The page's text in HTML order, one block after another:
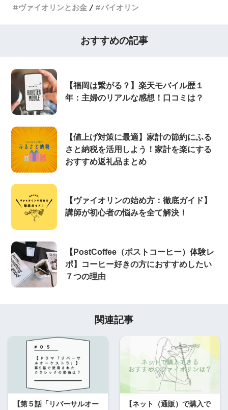
ヴァイオリンとお金
バイオリン
おすすめの記事
【福岡は繋がる？】楽天モバイル歴１
年：主婦のリアルな感想！口コミは？
【値上げ対策に最適】家計の節約にふる
さと納税を活用しよう！家計を楽にする
おすすめ返礼品まとめ
【ヴァイオリンの始め方：徹底ガイド】
講師が初心者の悩みを全て解決！
【PostCoffee（ポストコーヒー）体験レ
ポ】コーヒー好きの方におすすめしたい
７つの理由
関連記事
【第５話「リバーサルオー
【ネット（通販）で購入で